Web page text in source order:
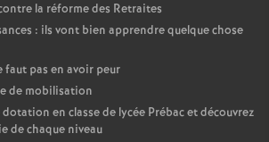
la réforme des Retraites
: ils vont bien apprendre quelque chose
pas en avoir peur
de mobilisation
en classe de lycée Prébac et découvrez
de chaque niveau